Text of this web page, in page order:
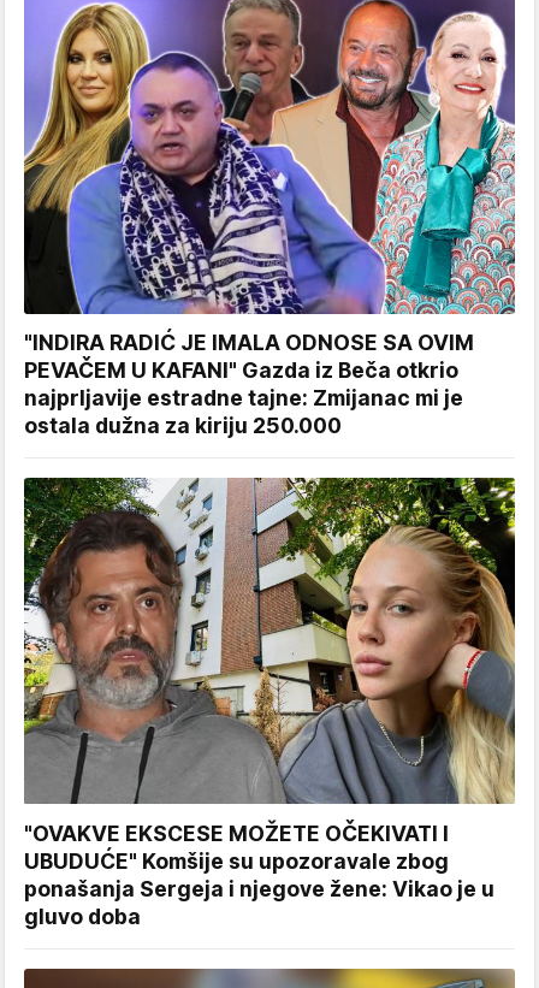
"INDIRA RADIĆ JE IMALA ODNOSE SA OVIM
PEVAČEM U KAFANI" Gazda iz Beča otkrio
najprljavije estradne tajne: Zmijanac mi je
ostala dužna za kiriju 250.000
"OVAKVE EKSCESE MOŽETE OČEKIVATI I
UBUDUĆE" Komšije su upozoravale zbog
ponašanja Sergeja i njegove žene: Vikao je u
gluvo doba